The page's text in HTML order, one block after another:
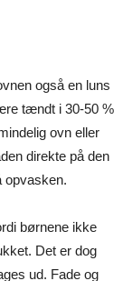
også en luns
tændt i 30-50 %
ovn eller
direkte på den
opvasken.
børnene ikke
Det er dog
ud. Fade og